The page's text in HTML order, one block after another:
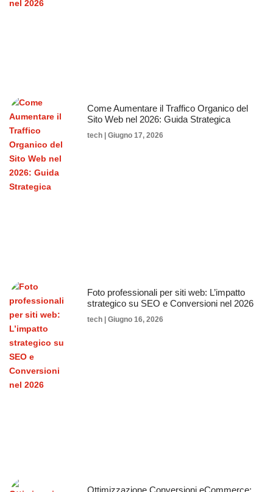
Come Aumentare il Traffico Organico del
Sito Web nel 2026: Guida Strategica
tech Giugno 17, 2026
Foto professionali per siti web: L’impatto
strategico su SEO e Conversioni nel 2026
tech Giugno 16, 2026
Ottimizzazione Conversioni eCommerce: